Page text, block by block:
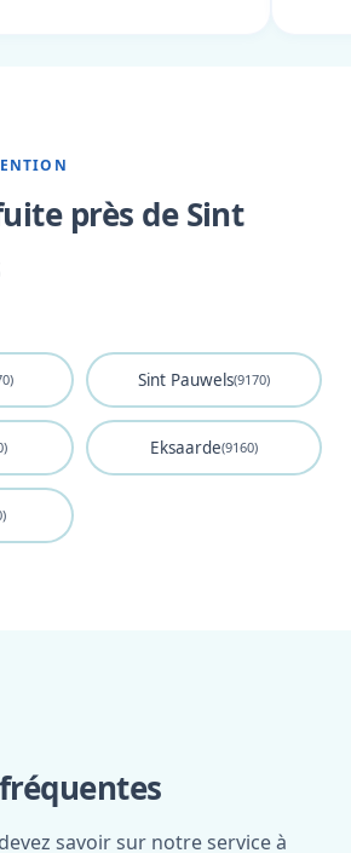
près de Sint
Sint Pauwels(9170)
Eksaarde(9160)
savoir sur notre service à